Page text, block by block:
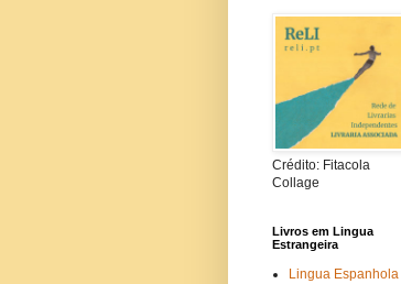
Crédito: Fitacola
Collage
Livros em Lingua
Estrangeira
Lingua Espanhola